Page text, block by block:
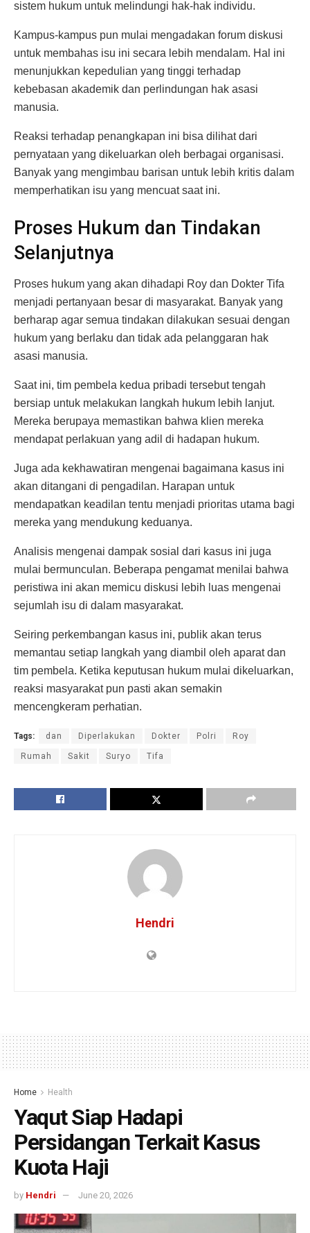
sistem hukum untuk melindungi hak-hak individu.
Kampus-kampus pun mulai mengadakan forum diskusi
untuk membahas isu ini secara lebih mendalam. Hal ini
menunjukkan kepedulian yang tinggi terhadap
kebebasan akademik dan perlindungan hak asasi
manusia.
Reaksi terhadap penangkapan ini bisa dilihat dari
pernyataan yang dikeluarkan oleh berbagai organisasi.
Banyak yang mengimbau barisan untuk lebih kritis dalam
memperhatikan isu yang mencuat saat ini.
Proses Hukum dan Tindakan
Selanjutnya
Proses hukum yang akan dihadapi Roy dan Dokter Tifa
menjadi pertanyaan besar di masyarakat. Banyak yang
berharap agar semua tindakan dilakukan sesuai dengan
hukum yang berlaku dan tidak ada pelanggaran hak
asasi manusia.
Saat ini, tim pembela kedua pribadi tersebut tengah
bersiap untuk melakukan langkah hukum lebih lanjut.
Mereka berupaya memastikan bahwa klien mereka
mendapat perlakuan yang adil di hadapan hukum.
Juga ada kekhawatiran mengenai bagaimana kasus ini
akan ditangani di pengadilan. Harapan untuk
mendapatkan keadilan tentu menjadi prioritas utama bagi
mereka yang mendukung keduanya.
Analisis mengenai dampak sosial dari kasus ini juga
mulai bermunculan. Beberapa pengamat menilai bahwa
peristiwa ini akan memicu diskusi lebih luas mengenai
sejumlah isu di dalam masyarakat.
Seiring perkembangan kasus ini, publik akan terus
memantau setiap langkah yang diambil oleh aparat dan
tim pembela. Ketika keputusan hukum mulai dikeluarkan,
reaksi masyarakat pun pasti akan semakin
mencengkeram perhatian.
Tags: dan Diperlakukan Dokter Polri Roy
Rumah Sakit Suryo Tifa
Hendri
Home Health
Yaqut Siap Hadapi
Persidangan Terkait Kasus
Kuota Haji
by Hendri June 20, 2026